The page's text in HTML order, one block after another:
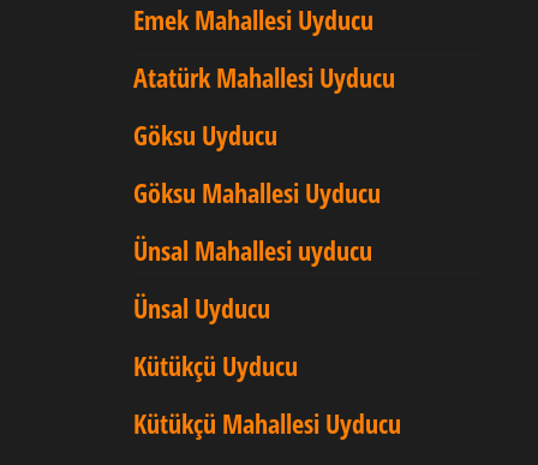
Emek Mahallesi Uyducu
Atatürk Mahallesi Uyducu
Göksu Uyducu
Göksu Mahallesi Uyducu
Ünsal Mahallesi uyducu
Ünsal Uyducu
Kütükçü Uyducu
Kütükçü Mahallesi Uyducu